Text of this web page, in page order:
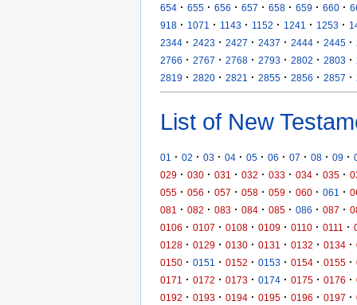
654 · 655 · 656 · 657 · 658 · 659 · 660 ·
918 · 1071 · 1143 · 1152 · 1241 · 1253 ·
2344 · 2423 · 2427 · 2437 · 2444 · 2445 ·
2766 · 2767 · 2768 · 2793 · 2802 · 2803 ·
2819 · 2820 · 2821 · 2855 · 2856 · 2857 ·
List of New
01 · 02 · 03 · 04 · 05 · 06 · 07 · 08 · 09 ·
029 · 030 · 031 · 032 · 033 · 034 · 035 ·
055 · 056 · 057 · 058 · 059 · 060 · 061 ·
081
· 082 · 083 · 084 · 085 · 086 · 087 ·
0106 · 0107 · 0108 · 0109 · 0110 · 0111 ·
0128 · 0129 · 0130 · 0131 · 0132 · 0134 ·
0150 · 0151 · 0152 · 0153 · 0154 · 0155 ·
0171
· 0172 · 0173 · 0174 · 0175 · 0176 ·
0192 · 0193 · 0194 · 0195 · 0196 · 0197 ·